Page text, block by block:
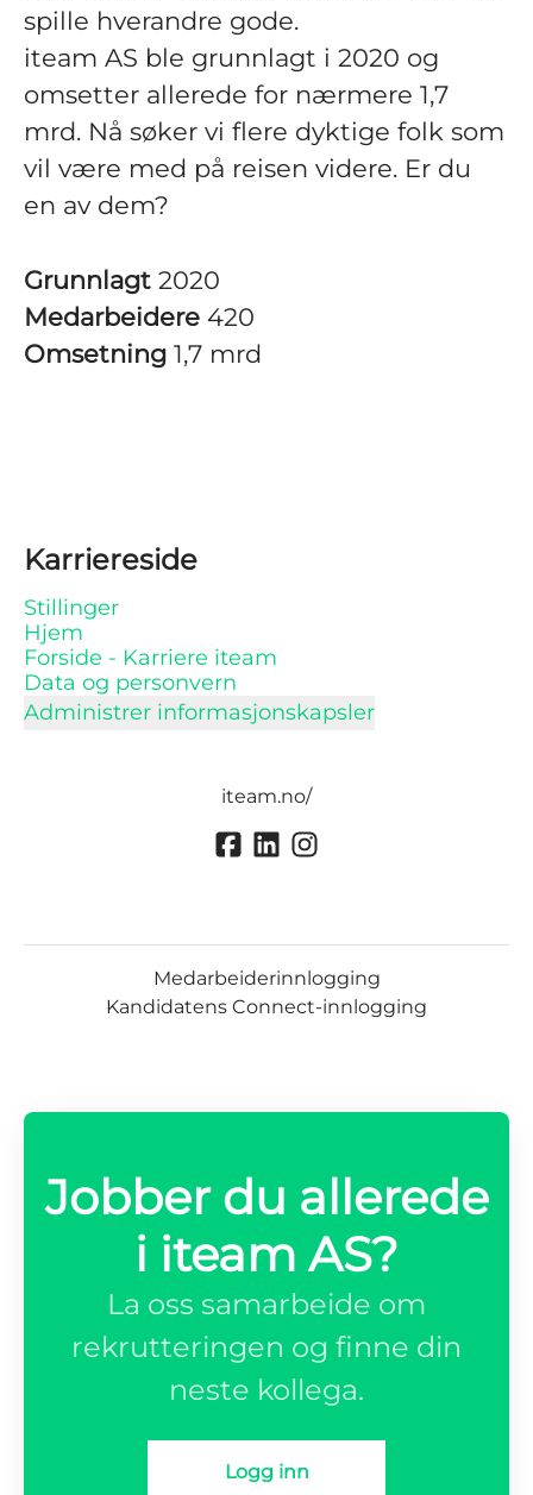
spille hverandre gode.
iteam AS ble grunnlagt i 2020 og
omsetter allerede for nærmere 1,7
mrd. Nå søker vi flere dyktige folk som
vil være med på reisen videre. Er du
en av dem?
Grunnlagt 2020
Medarbeidere 420
Omsetning 1,7 mrd
Karriereside
Stillinger
Hjem
Forside - Karriere iteam
Data og personvern
Administrer informasjonskapsler
iteam.no/
Medarbeiderinnlogging
Kandidatens Connect-innlogging
Jobber du allerede
i iteam AS?
La oss samarbeide om
rekrutteringen og finne din
neste kollega.
Logg inn